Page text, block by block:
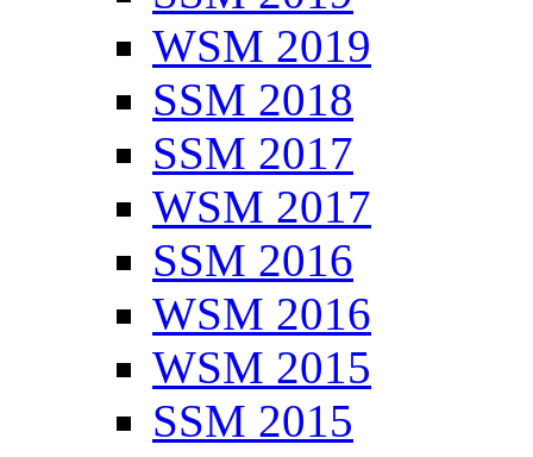
WSM 2019
SSM 2018
SSM 2017
WSM 2017
SSM 2016
WSM 2016
WSM 2015
SSM 2015